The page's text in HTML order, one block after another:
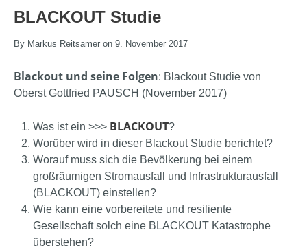
BLACKOUT Studie
By Markus Reitsamer on 9. November 2017
Blackout und seine Folgen: Blackout Studie von
Oberst Gottfried PAUSCH (November 2017)
Was ist ein >>> BLACKOUT?
Worüber wird in dieser Blackout Studie berichtet?
Worauf muss sich die Bevölkerung bei einem
großräumigen Stromausfall und Infrastrukturausfall
(BLACKOUT) einstellen?
Wie kann eine vorbereitete und resiliente
Gesellschaft solch eine BLACKOUT Katastrophe
überstehen?